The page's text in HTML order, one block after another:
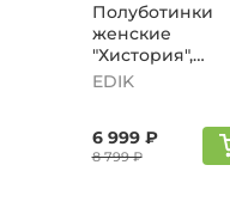
Полуботинки
женские
"Хистория",
рыжий
EDIK
6 999 ₽
8 799 ₽